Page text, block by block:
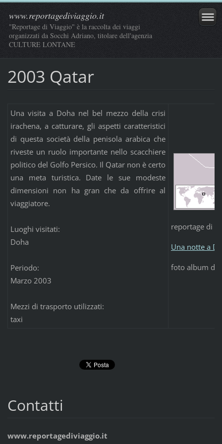
www.reportagediviaggio.it
"Reportage di Viaggio" è la raccolta dei viaggi
organizzati da Socchi Adriano, titolare dell'agenzia
CULTURE LONTANE
2003 Qatar
Una visita a Doha nel bel mezzo della crisi
irachena, a catturare, gli aspetti caratteristici
di questa società della penisola arabica che
riveste un ruolo importante nello scacchiere
politico del Golfo Persico. Il Qatar non è certo
una meta turistica. Date le sue modeste
dimensioni non ha gran che da offrire al
viaggiatore.
Luoghi visitati:
Doha
Periodo:
Marzo 2003
Mezzi di trasporto utilizzati:
taxi
reportage di
Una notte a
foto album di
Contatti
www.reportagediviaggio.it